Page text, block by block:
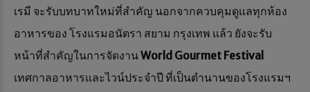
เรมี จะรับบทบาทใหม่ที่สำคัญ นอกจากควบคุมดูแลทุกห้อง
อาหารของ โรงแรมอนัตรา สยาม กรุงเทพ แล้ว ยังจะรับ
หน้าที่สำคัญในการจัดงานWorld Gourmet Festival
เทศกาลอาหารและไวน์ประจำปี ที่เป็นตำนานของโรงแรมฯ